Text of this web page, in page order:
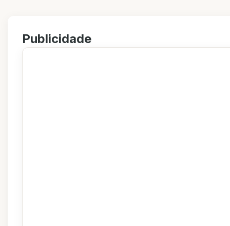
Publicidade